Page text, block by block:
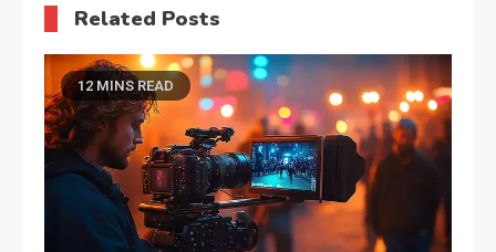
Related Posts
12 MINS READ